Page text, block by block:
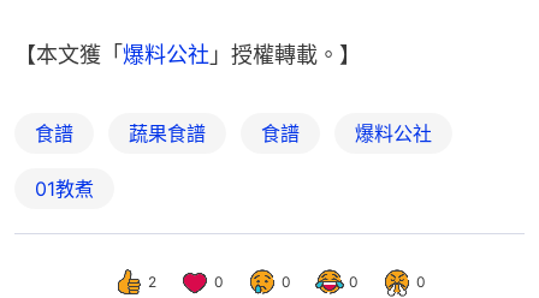
【本文獲「 爆料公社 」授權轉載。】
食譜 蔬果食譜 食譜 爆料公社
01教煮
2 0 0 0 0